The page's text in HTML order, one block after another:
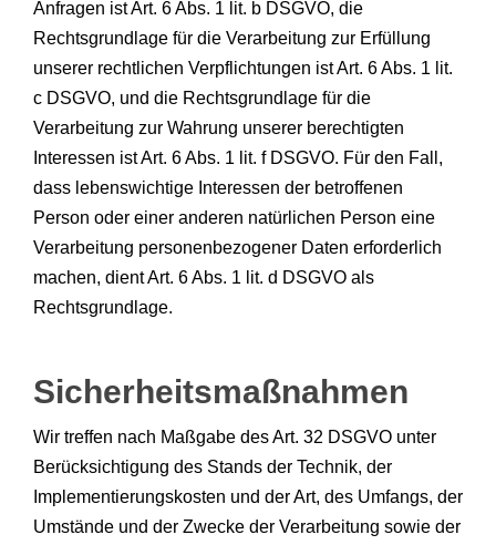
Anfragen ist Art. 6 Abs. 1 lit. b DSGVO, die
Rechtsgrundlage für die Verarbeitung zur Erfüllung
unserer rechtlichen Verpflichtungen ist Art. 6 Abs. 1 lit.
c DSGVO, und die Rechtsgrundlage für die
Verarbeitung zur Wahrung unserer berechtigten
Interessen ist Art. 6 Abs. 1 lit. f DSGVO. Für den Fall,
dass lebenswichtige Interessen der betroffenen
Person oder einer anderen natürlichen Person eine
Verarbeitung personenbezogener Daten erforderlich
machen, dient Art. 6 Abs. 1 lit. d DSGVO als
Rechtsgrundlage.
Sicherheitsmaßnahmen
Wir treffen nach Maßgabe des Art. 32 DSGVO unter
Berücksichtigung des Stands der Technik, der
Implementierungskosten und der Art, des Umfangs, der
Umstände und der Zwecke der Verarbeitung sowie der